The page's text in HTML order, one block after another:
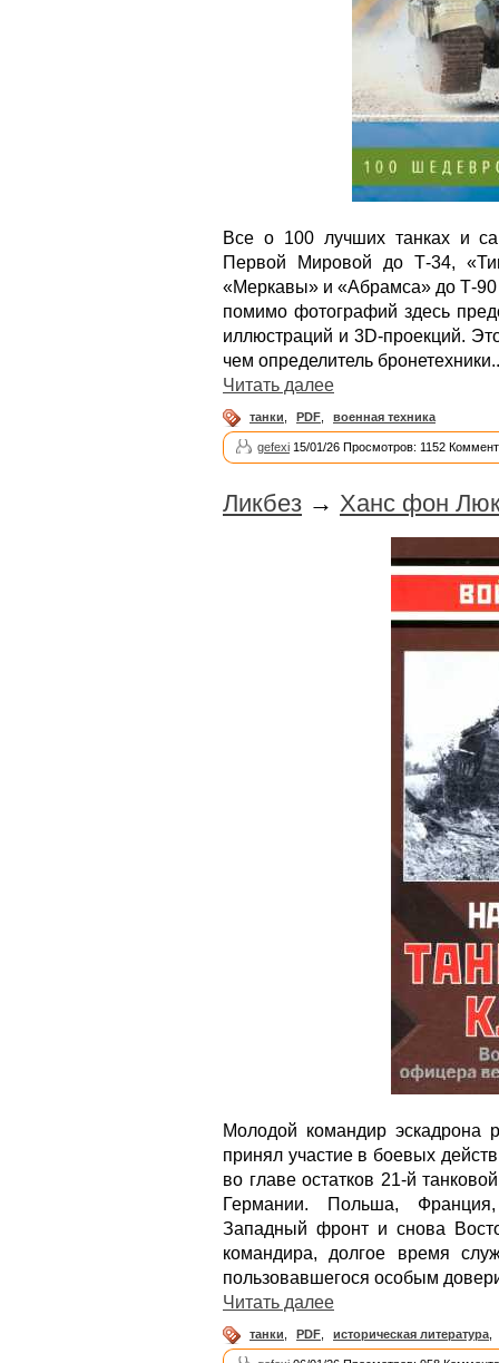
Все о 100 лучших танках и
Первой Мировой до Т-34,
«Меркавы» и «Абрамса» до Т-
помимо фотографий здесь
иллюстраций и 3D-проекций.
чем определитель
Читать далее
танки PDF военная техника
gefexi 15/01/26 Просмотров: 1152
Ликбез → Ханс фон
Молодой командир
принял участие в боевых
во главе остатков 21-й
Германии. Польша,
Западный фронт и снова
командира, долгое время
пользовавшегося особым
Читать далее
танки PDF историческая литература